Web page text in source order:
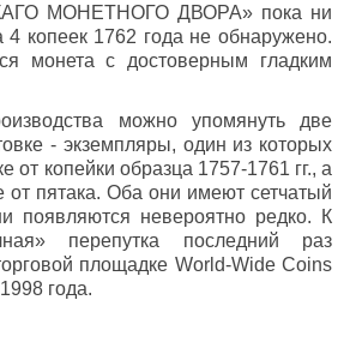
МОНЕТНОГО ДВОРА» пока ни
4 копеек 1762 года не обнаружено.
монета с достоверным гладким
можно упомянуть две
- экземпляры, один из которых
от копейки образца 1757-1761 гг., а
от пятака. Оба они имеют сетчатый
появляются невероятно редко. К
перепутка последний раз
площадке World-Wide Coins
года.